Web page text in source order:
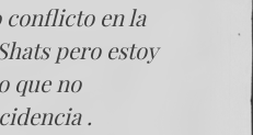
en la
pero estoy
que no
.